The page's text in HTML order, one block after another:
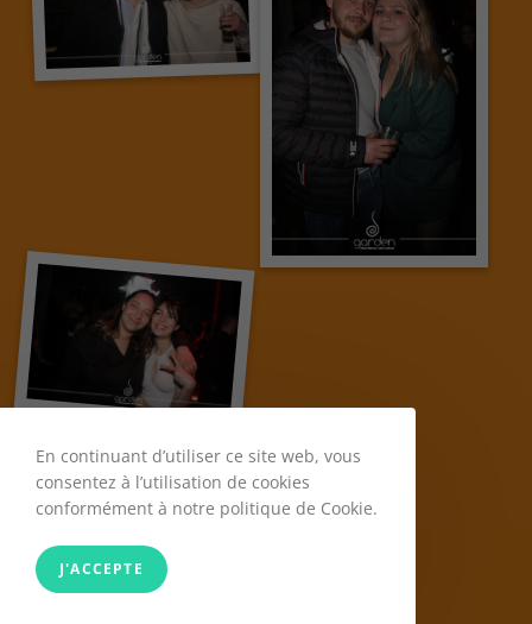
En continuant d’utiliser ce site web, vous
consentez à l’utilisation de cookies
conformément à notre politique de Cookie.
J'ACCEPTE